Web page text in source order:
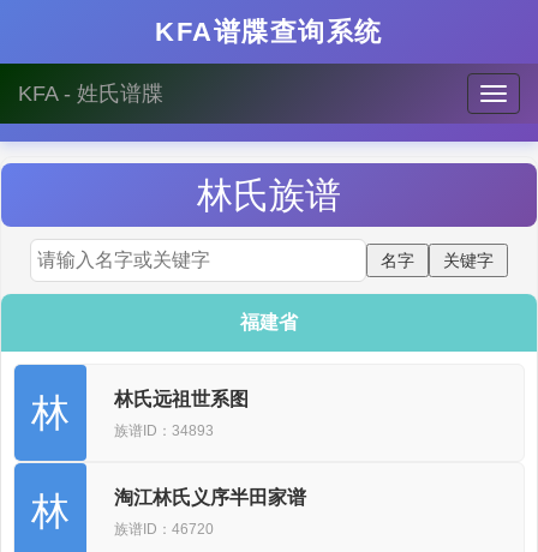
KFA谱牒查询系统
KFA - 姓氏谱牒
林氏族谱
福建省
林 林氏远祖世系图
族谱ID：34893
林 淘江林氏义序半田家谱
族谱ID：46720